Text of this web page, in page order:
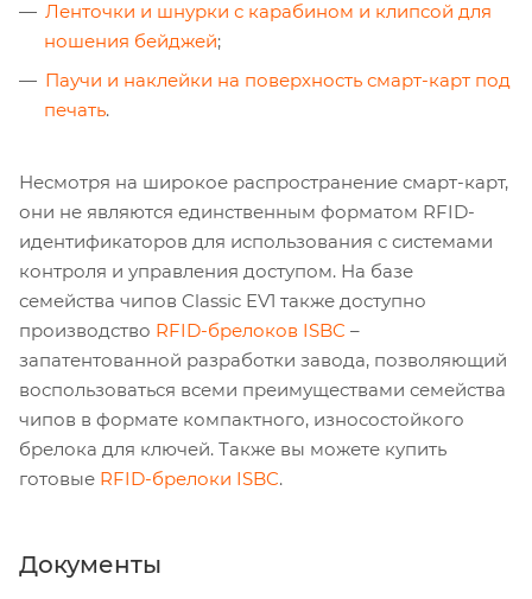
Ленточки и шнурки с карабином и клипсой для
ношения бейджей;
Паучи и наклейки на поверхность смарт-карт под
печать.
Несмотря на широкое распространение смарт-карт,
они не являются единственным форматом RFID-
идентификаторов для использования с системами
контроля и управления доступом. На базе
семейства чипов Classic EV1 также доступно
производство RFID-брелоков ISBC –
запатентованной разработки завода, позволяющий
воспользоваться всеми преимуществами семейства
чипов в формате компактного, износостойкого
брелока для ключей. Также вы можете купить
готовые RFID-брелоки ISBC.
Документы